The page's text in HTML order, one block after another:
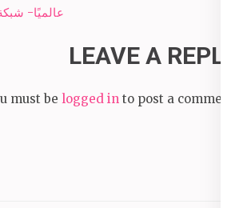
عالميًا-
LEAVE A REPLY
must be logged in to post a comment.